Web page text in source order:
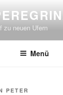
zu neuen Ufern
Menü
PETER